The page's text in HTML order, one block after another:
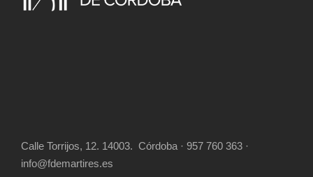
Calle Torrijos, 12. 14003. Córdoba · 957 760 363 ·
info@fdemartires.es